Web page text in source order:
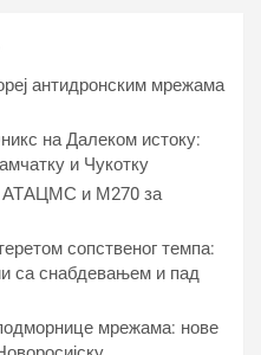
антидронским мрежама
на Далеком истоку:
и Чукотку
АТАЦМС и М270 за
сопственог темпа:
са снабдевањем и пад
мрежама: нове